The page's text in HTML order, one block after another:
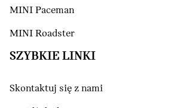
MINI Paceman
MINI Roadster
SZYBKIE LINKI
Skontaktuj się z nami